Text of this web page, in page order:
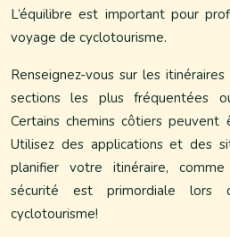
L’équilibre est important pour
voyage de cyclotourisme.
Renseignez-vous sur les
sections les plus fréquentées
Certains chemins côtiers
Utilisez des applications et des
planifier votre itinéraire,
sécurité est primordiale
cyclotourisme!